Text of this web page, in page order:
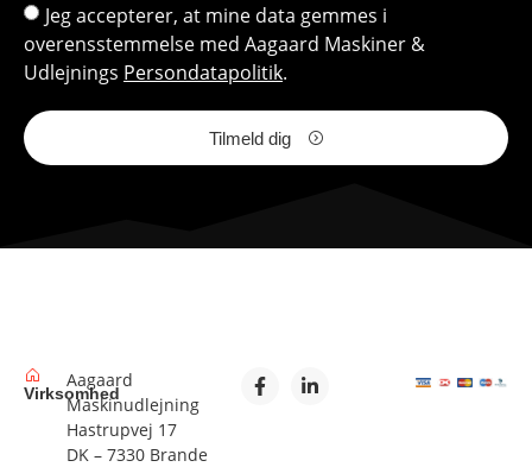
Jeg accepterer, at mine data gemmes i
overensstemmelse med Aagaard Maskiner &
Udlejnings Persondatapolitik.
Tilmeld dig
Virksomhed
Aagaard
Maskinudlejning
Hastrupvej 17
DK – 7330 Brande